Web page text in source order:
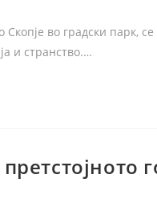
Скопје во градски
и странство.…